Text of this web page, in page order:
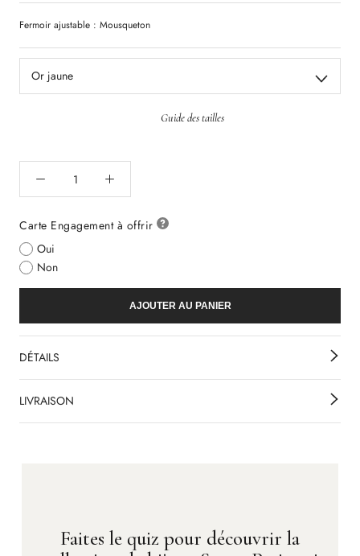
Fermoir ajustable : Mousqueton
Or jaune
Guide des tailles
Carte Engagement à offrir
Oui
Non
AJOUTER AU PANIER
DÉTAILS
LIVRAISON
Faites le quiz pour découvrir la